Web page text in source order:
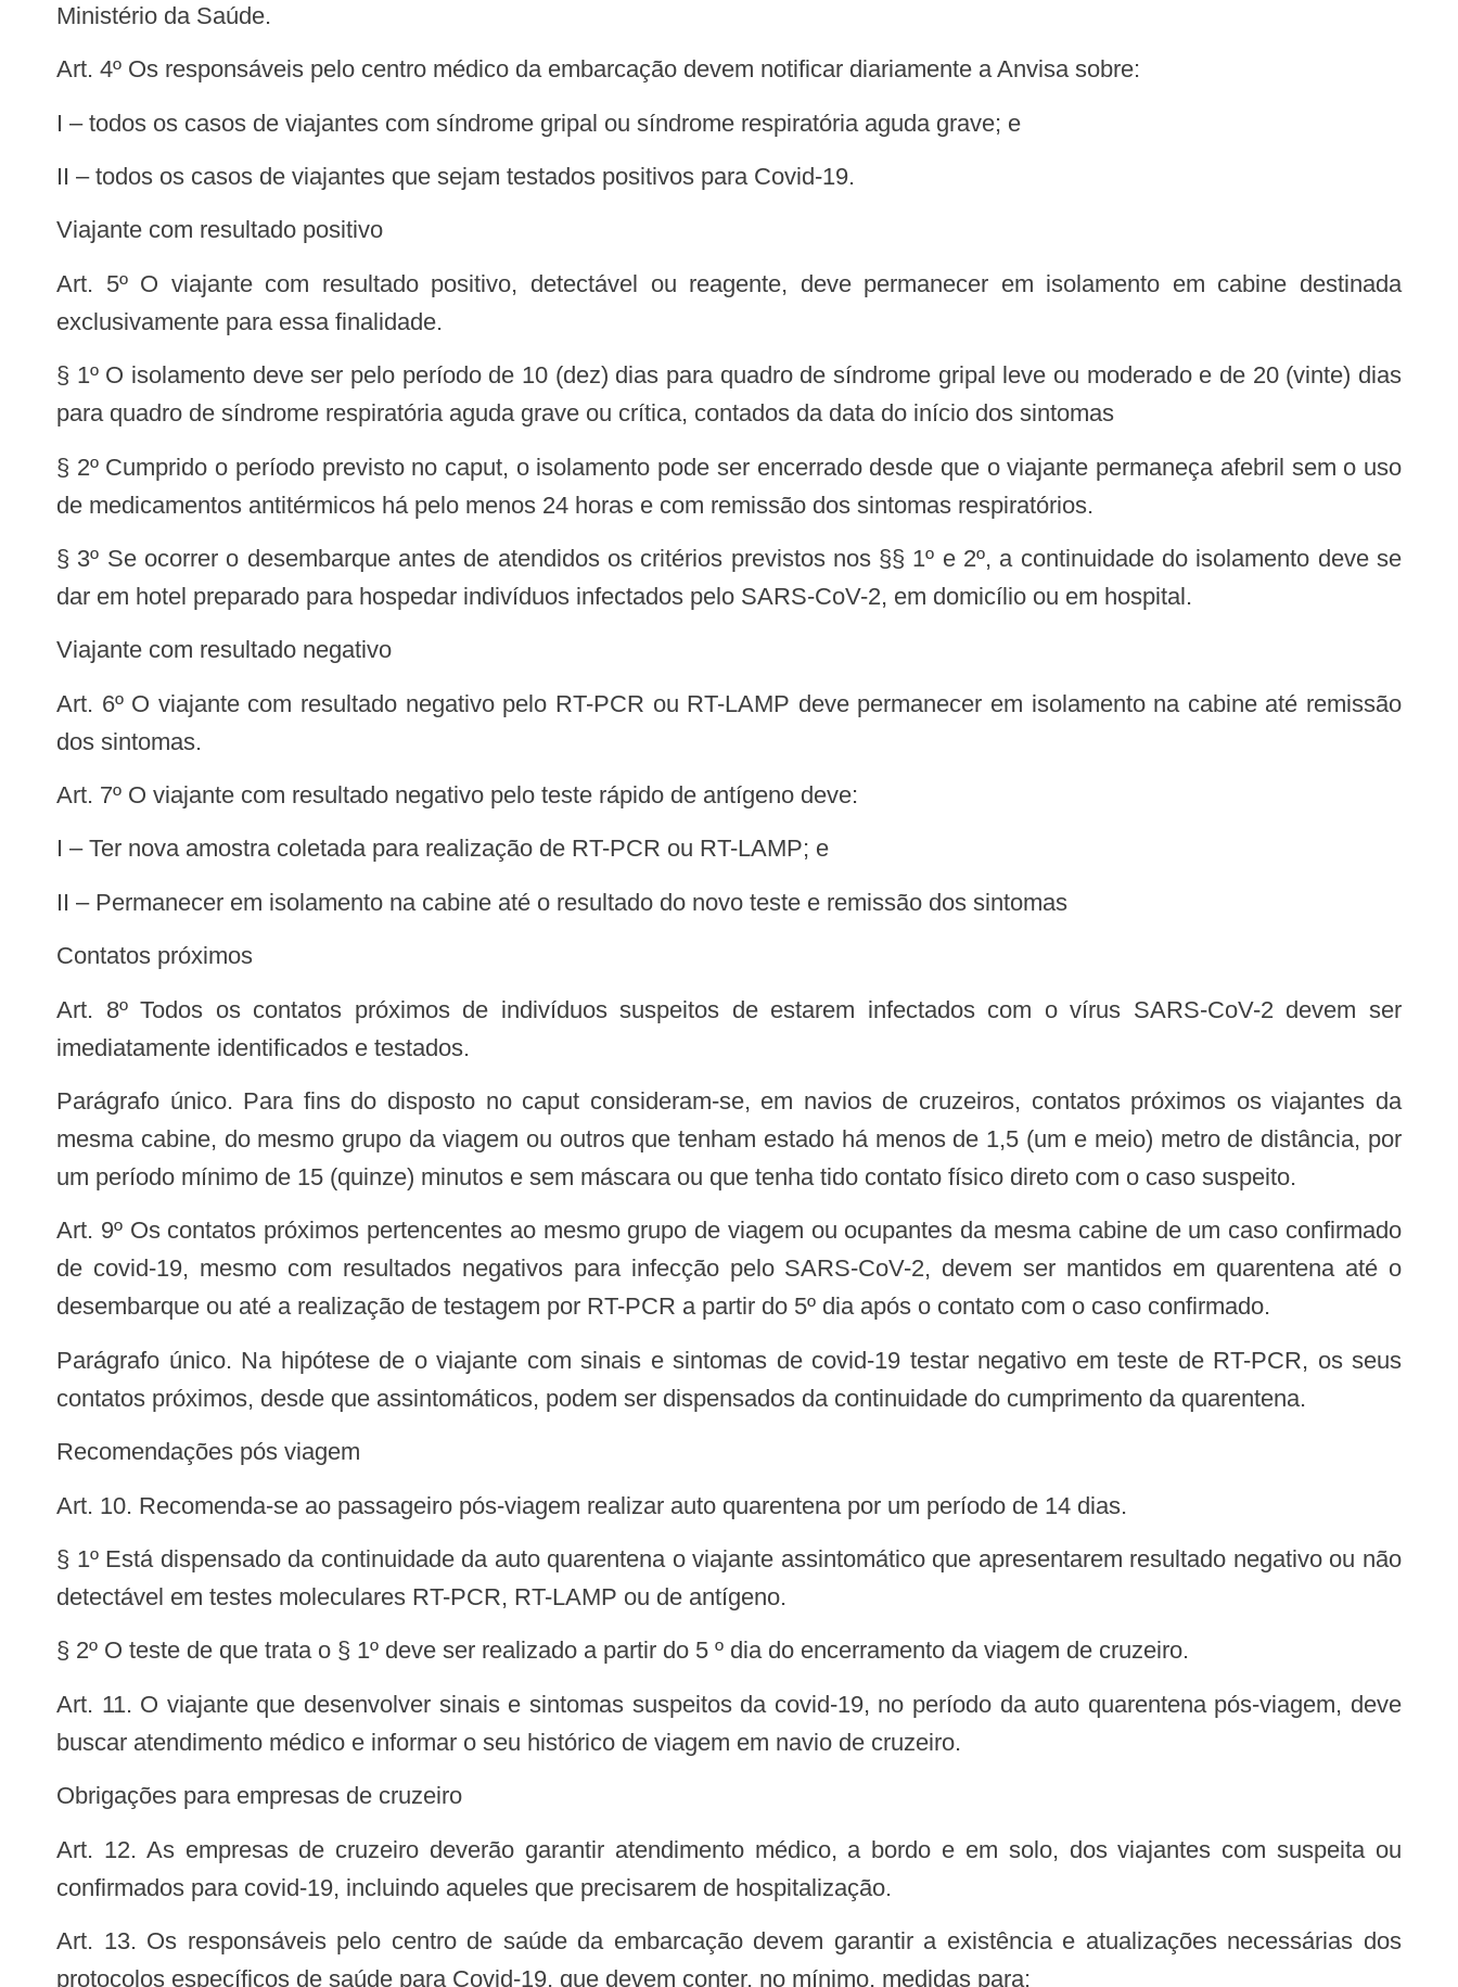
Ministério da Saúde.
Art. 4º Os responsáveis pelo centro médico da embarcação devem notificar diariamente a Anvisa sobre:
I – todos os casos de viajantes com síndrome gripal ou síndrome respiratória aguda grave; e
II – todos os casos de viajantes que sejam testados positivos para Covid-19.
Viajante com resultado positivo
Art. 5º O viajante com resultado positivo, detectável ou reagente, deve permanecer em isolamento em cabine destinada
exclusivamente para essa finalidade.
§ 1º O isolamento deve ser pelo período de 10 (dez) dias para quadro de síndrome gripal leve ou moderado e de 20 (vinte) dias
para quadro de síndrome respiratória aguda grave ou crítica, contados da data do início dos sintomas
§ 2º Cumprido o período previsto no caput, o isolamento pode ser encerrado desde que o viajante permaneça afebril sem o uso
de medicamentos antitérmicos há pelo menos 24 horas e com remissão dos sintomas respiratórios.
§ 3º Se ocorrer o desembarque antes de atendidos os critérios previstos nos §§ 1º e 2º, a continuidade do isolamento deve se
dar em hotel preparado para hospedar indivíduos infectados pelo SARS-CoV-2, em domicílio ou em hospital.
Viajante com resultado negativo
Art. 6º O viajante com resultado negativo pelo RT-PCR ou RT-LAMP deve permanecer em isolamento na cabine até remissão
dos sintomas.
Art. 7º O viajante com resultado negativo pelo teste rápido de antígeno deve:
I – Ter nova amostra coletada para realização de RT-PCR ou RT-LAMP; e
II – Permanecer em isolamento na cabine até o resultado do novo teste e remissão dos sintomas
Contatos próximos
Art. 8º Todos os contatos próximos de indivíduos suspeitos de estarem infectados com o vírus SARS-CoV-2 devem ser
imediatamente identificados e testados.
Parágrafo único. Para fins do disposto no caput consideram-se, em navios de cruzeiros, contatos próximos os viajantes da
mesma cabine, do mesmo grupo da viagem ou outros que tenham estado há menos de 1,5 (um e meio) metro de distância, por
um período mínimo de 15 (quinze) minutos e sem máscara ou que tenha tido contato físico direto com o caso suspeito.
Art. 9º Os contatos próximos pertencentes ao mesmo grupo de viagem ou ocupantes da mesma cabine de um caso confirmado
de covid-19, mesmo com resultados negativos para infecção pelo SARS-CoV-2, devem ser mantidos em quarentena até o
desembarque ou até a realização de testagem por RT-PCR a partir do 5º dia após o contato com o caso confirmado.
Parágrafo único. Na hipótese de o viajante com sinais e sintomas de covid-19 testar negativo em teste de RT-PCR, os seus
contatos próximos, desde que assintomáticos, podem ser dispensados da continuidade do cumprimento da quarentena.
Recomendações pós viagem
Art. 10. Recomenda-se ao passageiro pós-viagem realizar auto quarentena por um período de 14 dias.
§ 1º Está dispensado da continuidade da auto quarentena o viajante assintomático que apresentarem resultado negativo ou não
detectável em testes moleculares RT-PCR, RT-LAMP ou de antígeno.
§ 2º O teste de que trata o § 1º deve ser realizado a partir do 5 º dia do encerramento da viagem de cruzeiro.
Art. 11. O viajante que desenvolver sinais e sintomas suspeitos da covid-19, no período da auto quarentena pós-viagem, deve
buscar atendimento médico e informar o seu histórico de viagem em navio de cruzeiro.
Obrigações para empresas de cruzeiro
Art. 12. As empresas de cruzeiro deverão garantir atendimento médico, a bordo e em solo, dos viajantes com suspeita ou
confirmados para covid-19, incluindo aqueles que precisarem de hospitalização.
Art. 13. Os responsáveis pelo centro de saúde da embarcação devem garantir a existência e atualizações necessárias dos
protocolos específicos de saúde para Covid-19, que devem conter, no mínimo, medidas para: